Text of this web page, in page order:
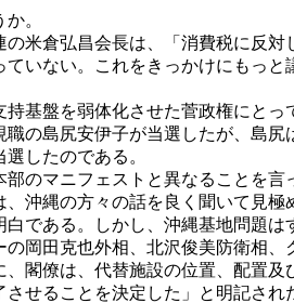
。
米倉弘昌会長は、「消費税に反
いない。これをきっかけにもっ
基盤を弱体化させた菅政権にと
の島尻安伊子が当選したが、島
したのである。
のマニフェストと異なることを
沖縄の方々の話を良く聞いて見
である。しかし、沖縄基地問題は
岡田克也外相、北沢俊美防衛相
閣僚は、代替施設の位置、配置
せることを決定した」と明記さ